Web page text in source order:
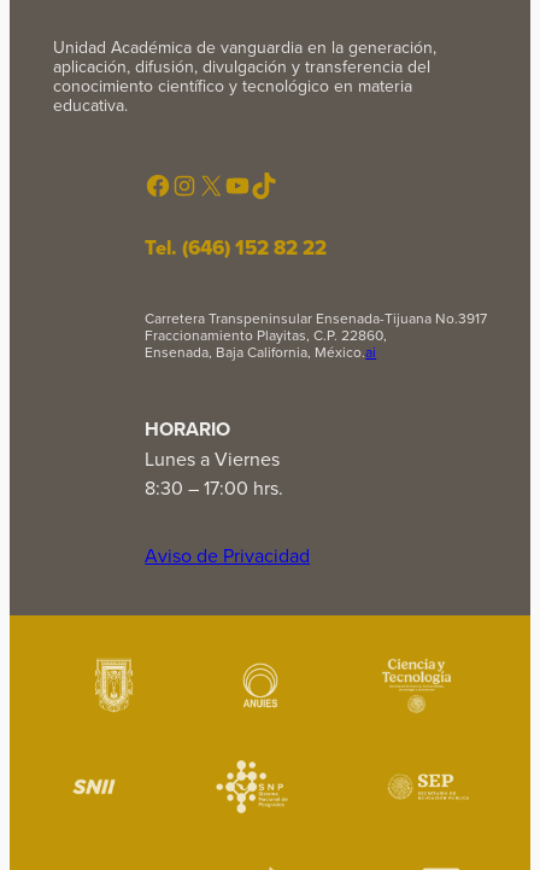
Unidad Académica de vanguardia en la generación,
aplicación, difusión, divulgación y transferencia del
conocimiento científico y tecnológico en materia
educativa.
Facebook Instagram X YouTube TikTok
Tel. (646) 152 82 22
Carretera Transpeninsular Ensenada-Tijuana No.3917
Fraccionamiento Playitas, C.P. 22860,
Ensenada, Baja California, México.ai
HORARIO
Lunes a Viernes
8:30 – 17:00 hrs.
Aviso de Privacidad